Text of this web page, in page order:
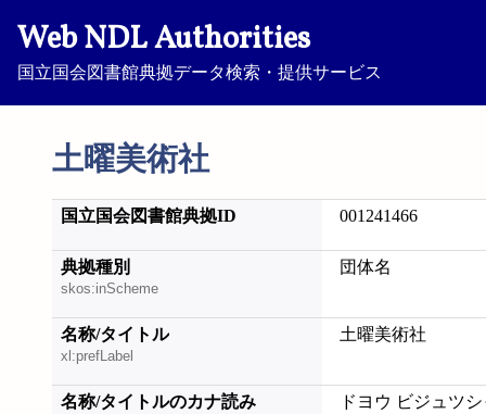
Web NDL Authorities
国立国会図書館典拠データ検索・提供サービス
土曜美術社
国立国会図書館典拠ID 001241466
典拠種別
skos:inScheme
団体名
名称/タイトル
xl:prefLabel
土曜美術社
名称/タイトルのカナ読み ドヨウ ビジュツ